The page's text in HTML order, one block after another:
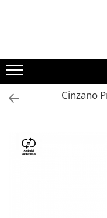
BERE
CAFEA
DEODORANTE
PARFUMURI
Cinzano